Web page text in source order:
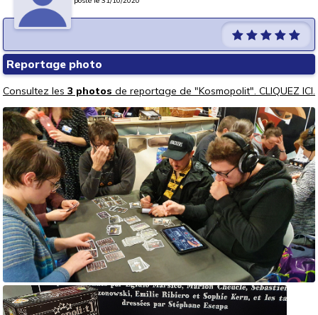
Reportage photo
Consultez les 3 photos de reportage de "Kosmopolit". CLIQUEZ ICI.